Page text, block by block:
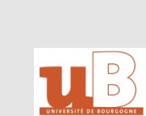
Affiliations/partenaires